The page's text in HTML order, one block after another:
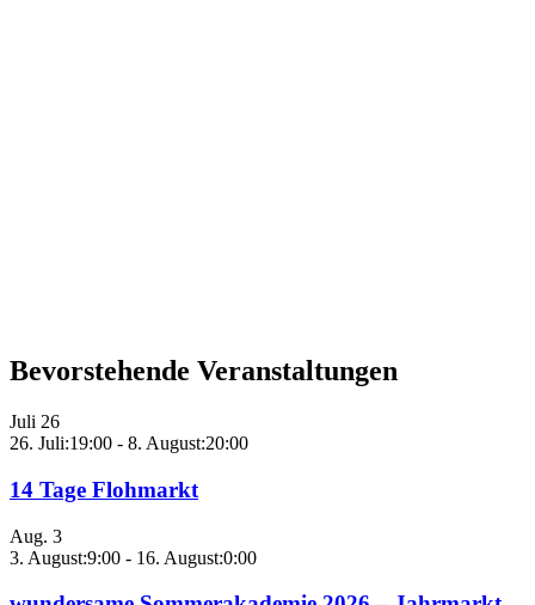
Bevorstehende Veranstaltungen
Juli 26
26. Juli:19:00 - 8. August:20:00
14 Tage Flohmarkt
Aug. 3
3. August:9:00 - 16. August:0:00